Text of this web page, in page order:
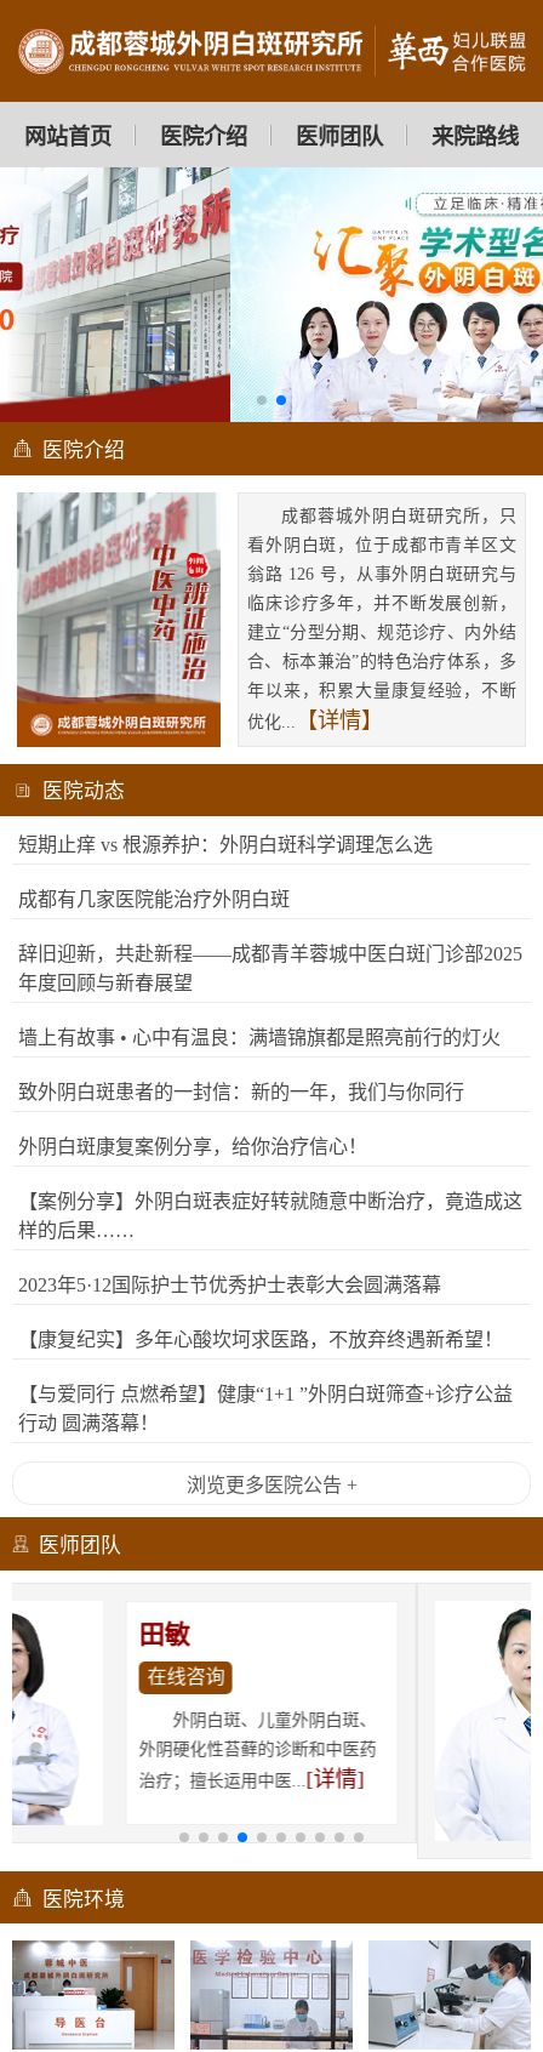
网站首页 医院介绍 医师团队 来院路线
医院介绍
成都蓉城外阴白斑研究所，只
看外阴白斑，位于成都市青羊区文
翁路 126 号，从事外阴白斑研究与
临床诊疗多年，并不断发展创新，
建立“分型分期、规范诊疗、内外结
合、标本兼治”的特色治疗体系，多
年以来，积累大量康复经验，不断
优化...
【详情】
医院动态
短期止痒 vs 根源养护：外阴白斑科学调理怎么选
成都有几家医院能治疗外阴白斑
辞旧迎新，共赴新程——成都青羊蓉城中医白斑门诊部2025
年度回顾与新春展望
墙上有故事 • 心中有温良：满墙锦旗都是照亮前行的灯火
致外阴白斑患者的一封信：新的一年，我们与你同行
外阴白斑康复案例分享，给你治疗信心！
【案例分享】外阴白斑表症好转就随意中断治疗，竟造成这
样的后果……
2023年5·12国际护士节优秀护士表彰大会圆满落幕
【康复纪实】多年心酸坎坷求医路，不放弃终遇新希望！
【与爱同行 点燃希望】健康“1+1 ”外阴白斑筛查+诊疗公益
行动 圆满落幕！
浏览更多医院公告 +
医师团队
擅长以分型分期规范化治疗
混合型外阴白斑、萎缩型外阴白
斑、增生型外阴白斑...
[详情]
医院环境